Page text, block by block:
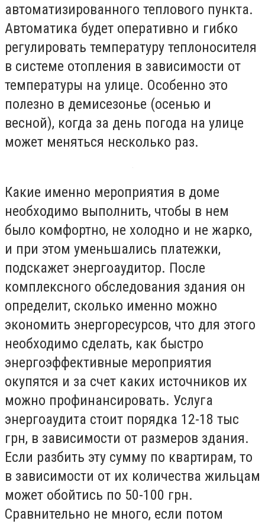
автоматизированного теплового пункта.
Автоматика будет оперативно и гибко
регулировать температуру теплоносителя
в системе отопления в зависимости от
температуры на улице. Особенно это
полезно в демисезонье (осенью и
весной), когда за день погода на улице
может меняться несколько раз.
Какие именно мероприятия в доме
необходимо выполнить, чтобы в нем
было комфортно, не холодно и не жарко,
и при этом уменьшались платежки,
подскажет энергоаудитор. После
комплексного обследования здания он
определит, сколько именно можно
экономить энергоресурсов, что для этого
необходимо сделать, как быстро
энергоэффективные мероприятия
окупятся и за счет каких источников их
можно профинансировать. Услуга
энергоаудита стоит порядка 12-18 тыс
грн, в зависимости от размеров здания.
Если разбить эту сумму по квартирам, то
в зависимости от их количества жильцам
может обойтись по 50-100 грн.
Сравнительно не много, если потом